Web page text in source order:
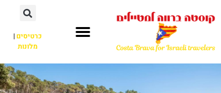
כרטיסים|
מלונות